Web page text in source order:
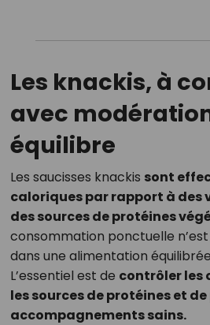
Les knackis, à
avec
équilibre
Les saucisses knackis sont
caloriques par rapport à des
des sources de protéines
consommation ponctuelle
dans une alimentation
L’essentiel est de contrôler les
les sources de protéines et
accompagnements sains.